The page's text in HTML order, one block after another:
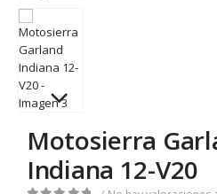
Motosierra
Indiana 12-V20